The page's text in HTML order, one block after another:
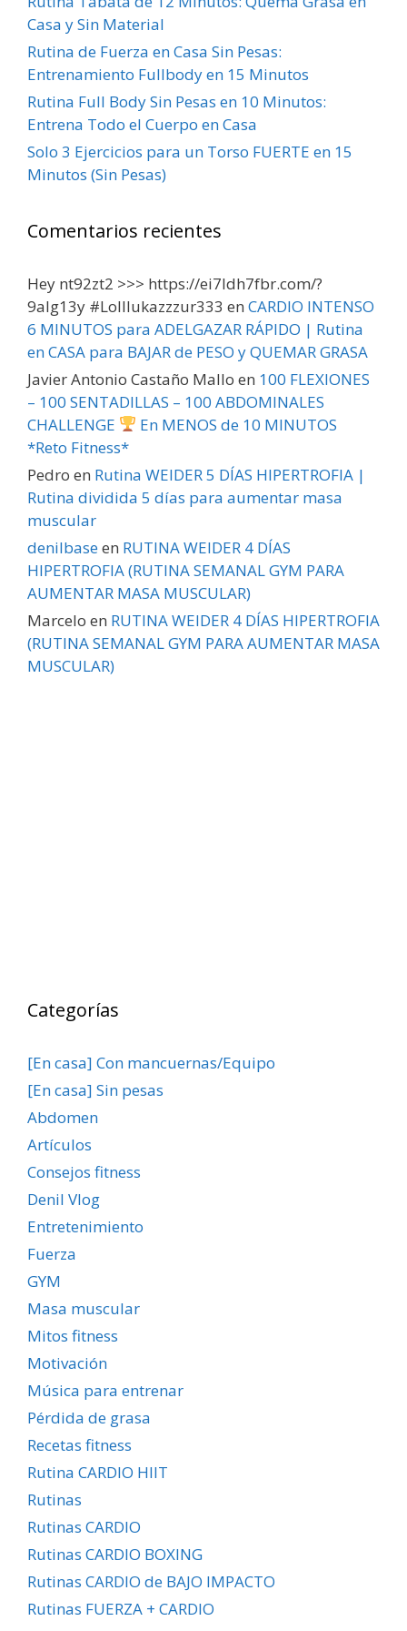
Casa y Sin Material
Rutina de Fuerza en Casa Sin Pesas:
Entrenamiento Fullbody en 15 Minutos
Rutina Full Body Sin Pesas en 10 Minutos:
Entrena Todo el Cuerpo en Casa
Solo 3 Ejercicios para un Torso FUERTE en 15
Minutos (Sin Pesas)
Comentarios recientes
Hey nt92zt2 >>> https://ei7ldh7fbr.com/?
9alg13y #Lolllukazzzur333 en CARDIO INTENSO
6 MINUTOS para ADELGAZAR RÁPIDO | Rutina
en CASA para BAJAR de PESO y QUEMAR GRASA
Javier Antonio Castaño Mallo en 100 FLEXIONES
– 100 SENTADILLAS – 100 ABDOMINALES
CHALLENGE
En MENOS de 10 MINUTOS
*Reto Fitness*
Pedro en Rutina WEIDER 5 DÍAS HIPERTROFIA |
Rutina dividida 5 días para aumentar masa
muscular
denilbaseen RUTINA WEIDER 4 DÍAS
HIPERTROFIA (RUTINA SEMANAL GYM PARA
AUMENTAR MASA MUSCULAR)
Marcelo en RUTINA WEIDER 4 DÍAS HIPERTROFIA
(RUTINA SEMANAL GYM PARA AUMENTAR MASA
MUSCULAR)
Categorías
[En casa] Con mancuernas/Equipo
[En casa] Sin pesas
Abdomen
Artículos
Consejos fitness
Denil Vlog
Entretenimiento
Fuerza
GYM
Masa muscular
Mitos fitness
Motivación
Música para entrenar
Pérdida de grasa
Recetas fitness
Rutina CARDIO HIIT
Rutinas
Rutinas CARDIO
Rutinas CARDIO BOXING
Rutinas CARDIO de BAJO IMPACTO
Rutinas FUERZA + CARDIO